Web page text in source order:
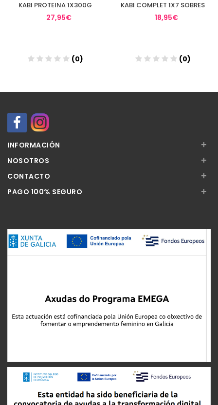
KABI PROTEINA 1X300G
27,95€
(0)
KABI COMPLET 1X7 SOBRES
18,95€
(0)
INFORMACIÓN +
NOSOTROS +
CONTACTO +
PAGO 100% SEGURO +